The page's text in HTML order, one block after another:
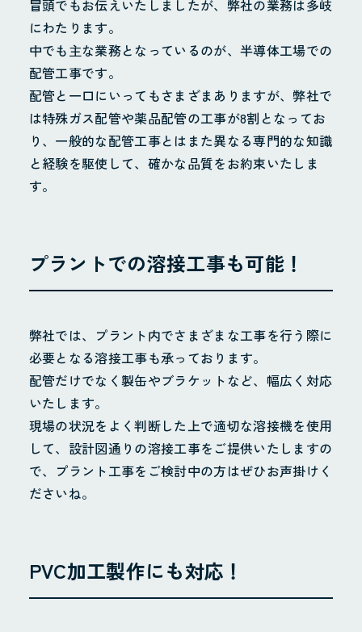
冒頭でもお伝えいたしましたが、弊社の業務は多岐
にわたります。
中でも主な業務となっているのが、半導体工場での
配管工事です。
配管と一口にいってもさまざまありますが、弊社で
は特殊ガス配管や薬品配管の工事が8割となってお
り、一般的な配管工事とはまた異なる専門的な知識
と経験を駆使して、確かな品質をお約束いたしま
す。
プラントでの溶接工事も可能！
弊社では、プラント内でさまざまな工事を行う際に
必要となる溶接工事も承っております。
配管だけでなく製缶やブラケットなど、幅広く対応
いたします。
現場の状況をよく判断した上で適切な溶接機を使用
して、設計図通りの溶接工事をご提供いたしますの
で、プラント工事をご検討中の方はぜひお声掛けく
ださいね。
PVC加工製作にも対応！